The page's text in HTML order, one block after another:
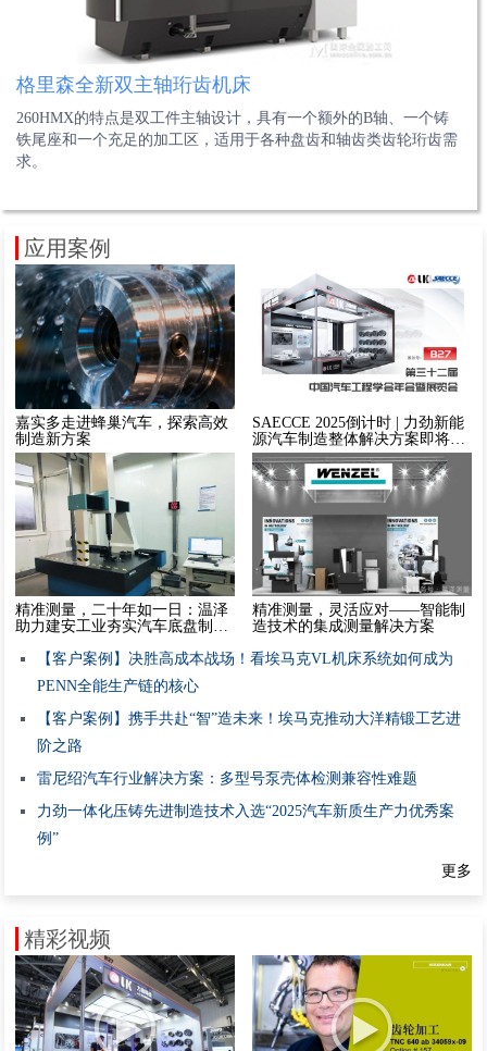
埃马克VLC 200 GT系列
VLC 200 GT的加工区可根据应用灵活配置。可用选项包括内外圆
磨主轴、一体式刀架或成熟的埃马克 12刀位刀塔。
勇克QUICKPOINT 磨床
QUICKPOINT磨床是高性价比的保障。使用QUICKPOINT磨床加
工混动变速箱传动轴换型时间短，装夹和对中心快速便捷。
达诺巴特针对汽车变速箱的磨削方案
在汽车行业，达诺巴特已经开发出用于制造传统、电动和混合动力
汽车（CVT，AMT，DCT，AT和MT）的各种变速箱的解决方案。
山特维克可乐满CoroMill® 171.4铣刀系列
CoroMill® 171.4小模数铣刀可轻松用于加工中心、多任务机床和车
削中心，一次装夹便能加工完整个零件。
格里森全新双主轴珩齿机床
260HMX的特点是双工件主轴设计，具有一个额外的B轴、一个铸
铁尾座和一个充足的加工区，适用于各种盘齿和轴齿类齿轮珩齿需
求。
海克斯康齿轮齿条检测方案
海克斯康提供的齿轮齿条自动检测方案，以专业的测量设备和权威
的测量软件为平台，加之针对工件定制化开发的装夹、自动化检
测、结果判定、定制报告等一体化的解决方案。
应用案例
嘉实多走进蜂巢汽车，探索高效
制造新方案
SAECCE 2025倒计时 | 力劲新能
源汽车制造整体解决方案即将亮
相
精准测量，二十年如一日：温泽
助力建安工业夯实汽车底盘制造
精准测量，灵活应对——智能制
造技术的集成测量解决方案
【客户案例】决胜高成本战场！看埃马克VL机床系统如何成为
PENN全能生产链的核心
【客户案例】携手共赴“智”造未来！埃马克推动大洋精锻工艺进
阶之路
雷尼绍汽车行业解决方案：多型号泵壳体检测兼容性难题
力劲一体化压铸先进制造技术入选“2025汽车新质生产力优秀案
例”
更多
精彩视频